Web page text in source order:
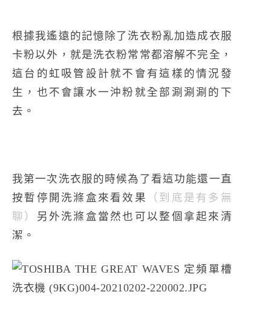
根據我遙遠的記憶除了洗衣粉亂加造成衣服
卡粉以外，就是洗衣粉常常都溶解不完全，
這台的虹吸管設計就不會有這樣的情況發
生，也不會讓水一沖粉就全部涮涮涮的下
去。
我第一次洗衣服的時候為了看這功能還一直
按暫停開洗滌盒來看效果
（到底是有多無
聊） 另外洗滌盒當然也可以整個拿起來清
潔。